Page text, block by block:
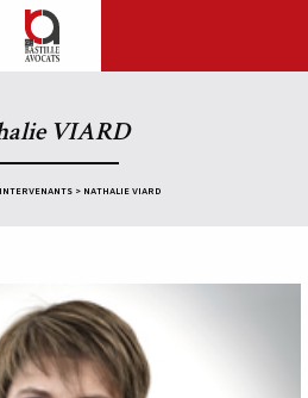
VIARD
> NATHALIE VIARD